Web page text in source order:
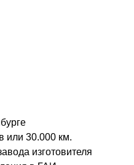
или 30.000 км.
изготовителя